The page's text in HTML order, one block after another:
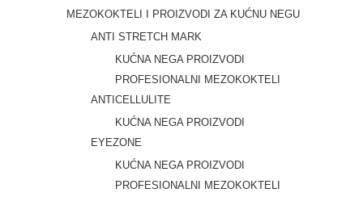
MEZOKOKTELI I PROIZVODI ZA KUĆNU NEGU
ANTI STRETCH MARK
KUĆNA NEGA PROIZVODI
PROFESIONALNI MEZOKOKTELI
ANTICELLULITE
KUĆNA NEGA PROIZVODI
EYEZONE
KUĆNA NEGA PROIZVODI
PROFESIONALNI MEZOKOKTELI